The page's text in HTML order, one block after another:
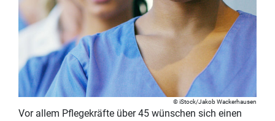
iStock/Jakob Wackerhausen
Vor allem Pflegekräfte über 45 wünschen sich einen